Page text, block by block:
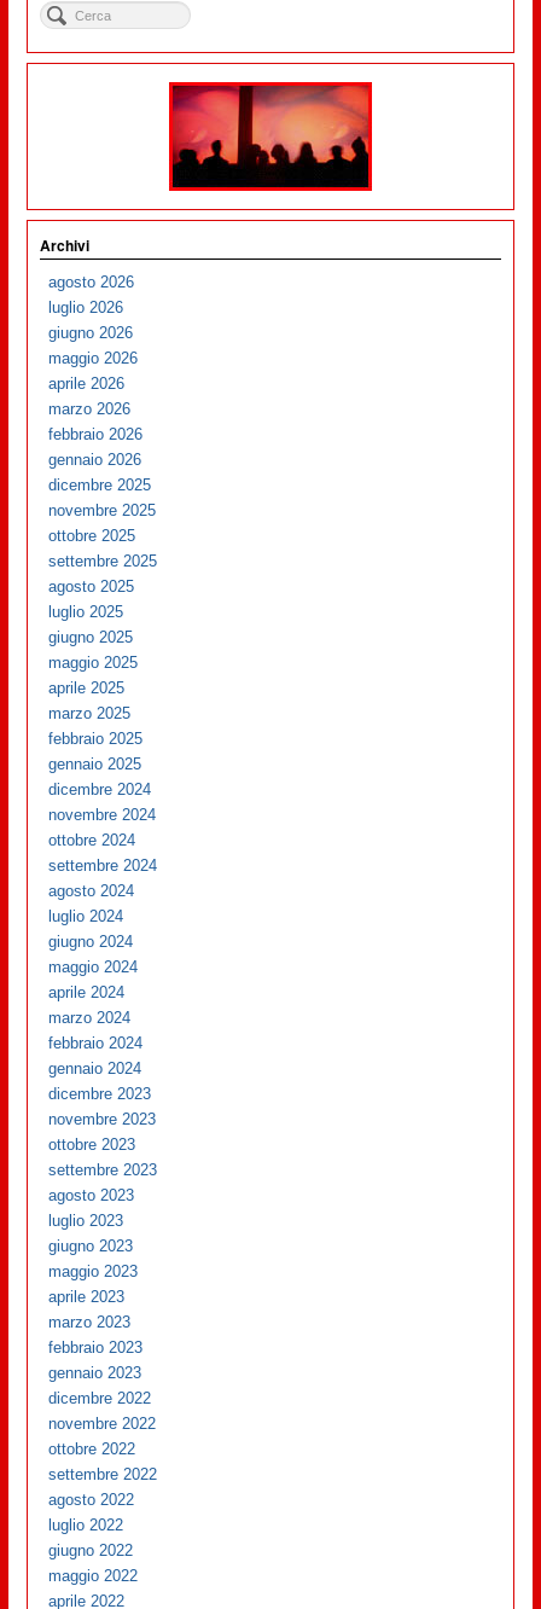
Archivi
agosto 2026
luglio 2026
giugno 2026
maggio 2026
aprile 2026
marzo 2026
febbraio 2026
gennaio 2026
dicembre 2025
novembre 2025
ottobre 2025
settembre 2025
agosto 2025
luglio 2025
giugno 2025
maggio 2025
aprile 2025
marzo 2025
febbraio 2025
gennaio 2025
dicembre 2024
novembre 2024
ottobre 2024
settembre 2024
agosto 2024
luglio 2024
giugno 2024
maggio 2024
aprile 2024
marzo 2024
febbraio 2024
gennaio 2024
dicembre 2023
novembre 2023
ottobre 2023
settembre 2023
agosto 2023
luglio 2023
giugno 2023
maggio 2023
aprile 2023
marzo 2023
febbraio 2023
gennaio 2023
dicembre 2022
novembre 2022
ottobre 2022
settembre 2022
agosto 2022
luglio 2022
giugno 2022
maggio 2022
aprile 2022